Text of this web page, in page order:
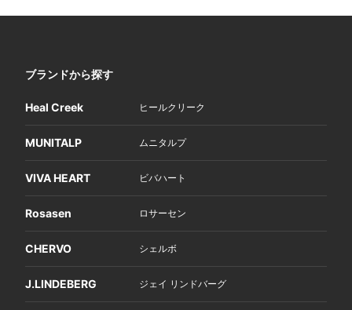
ブランドから探す
Heal Creek ヒールクリーク
MUNITALP ムニタルプ
VIVA HEART ビバハート
Rosasen ロサーセン
CHERVO シェルボ
J.LINDEBERG ジェイ リンドバーグ